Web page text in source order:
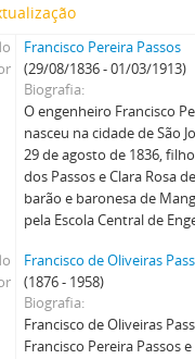
Francisco Pereira Passos
(29/08/1836 - 01/03/1913)
Biografia
O engenheiro Francisco
nasceu na cidade de São
29 de agosto de 1836,
dos Passos e Clara Rosa
barão e baronesa de
pela Escola Central de
Francisco de Oliveiras
(1876 - 1958)
Biografia
Francisco de Oliveiras
Francisco Pereira Passos